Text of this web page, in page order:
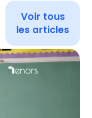
Voir tous
les articles